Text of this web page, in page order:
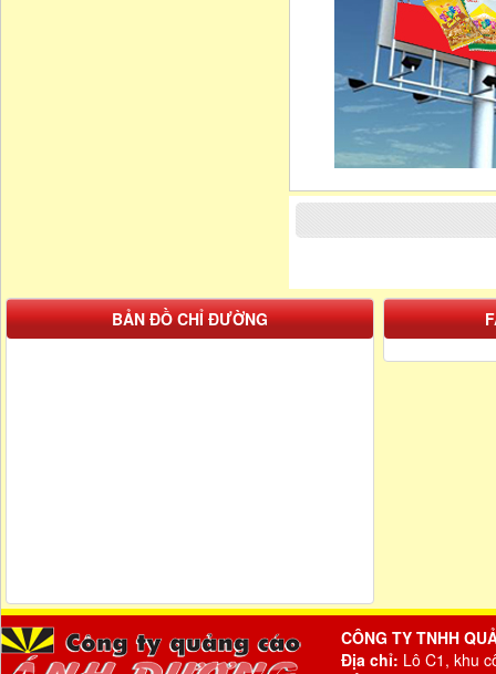
BẢN ĐỒ CHỈ ĐƯỜNG
CÔNG TY TNHH
Địa chỉ: Lô C1, khu